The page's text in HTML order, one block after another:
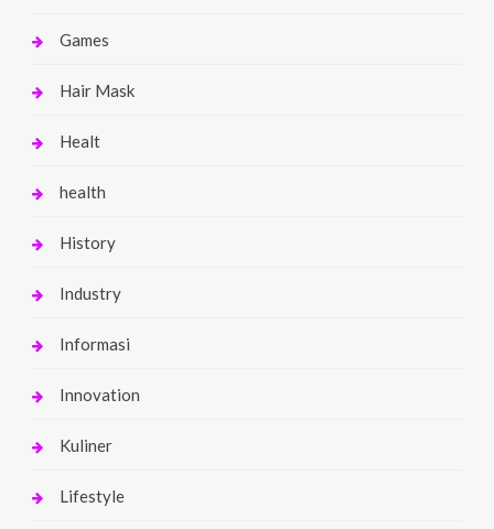
Games
Hair Mask
Healt
health
History
Industry
Informasi
Innovation
Kuliner
Lifestyle